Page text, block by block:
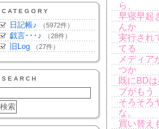
CATEGORY
日記帳♪ （5972件）
戯言･･･♪ （28件）
旧Log （27件）
SEARCH
ら、
早寝早起
んか
実行され
てる
メディア
つか
既にBD
ブがもう
そろそろ
な。
買い替え